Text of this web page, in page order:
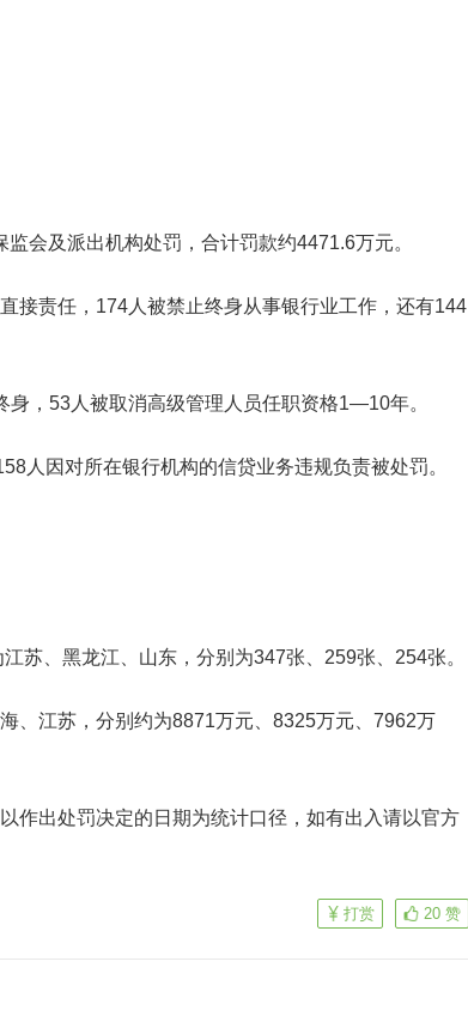
监会及派出机构处罚，合计罚款约4471.6万元。
接责任， 174人 被禁止终身从事银行业工作，还有144
身，53人 被取消高级管理人员任职资格1—10年。
人 因对所在银行机构的信贷业务违规负责被处罚。
苏、黑龙江、山东，分别为347张、259张、254张。
、江苏，分别约为8871万元、8325万元、7962万
以作出处罚决定的日期为统计口径 ，如有出入请以官方
20 赞
打赏